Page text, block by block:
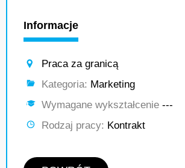
Informacje
Praca za granicą
Kategoria: Marketing
Wymagane wykształcenie ---
Rodzaj pracy: Kontrakt